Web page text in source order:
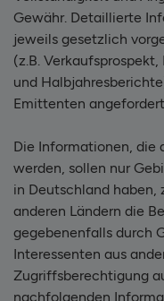
Gewähr. Detaillierte
jeweils gesetzlich
(z.B.
und
Emittenten
Die Informationen, die
werden, sollen nur
in Deutschland haben,
anderen Ländern die
gegebenenfalls durch
Interessenten aus
Zugriffsberechtigung
nachfolgenden